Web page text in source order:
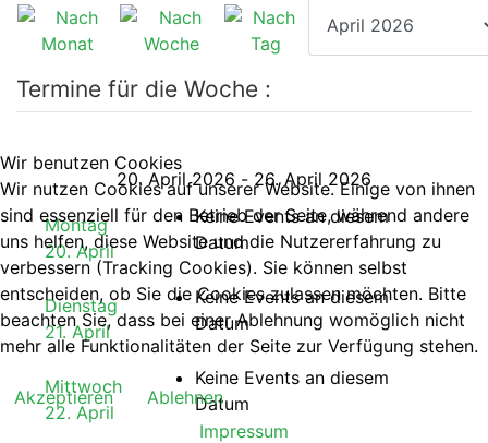
Termine für die Woche :
20. April 2026 - 26. April 2026
Montag
20. April
Keine Events an diesem
Datum
Dienstag
21. April
Keine Events an diesem
Datum
Mittwoch
22. April
Keine Events an diesem
Datum
Wir benutzen Cookies
Wir nutzen Cookies auf unserer Website. Einige von ihnen
sind essenziell für den Betrieb der Seite, während andere
uns helfen, diese Website und die Nutzererfahrung zu
verbessern (Tracking Cookies). Sie können selbst
entscheiden, ob Sie die Cookies zulassen möchten. Bitte
beachten Sie, dass bei einer Ablehnung womöglich nicht
mehr alle Funktionalitäten der Seite zur Verfügung stehen.
Akzeptieren
Ablehnen
Impressum